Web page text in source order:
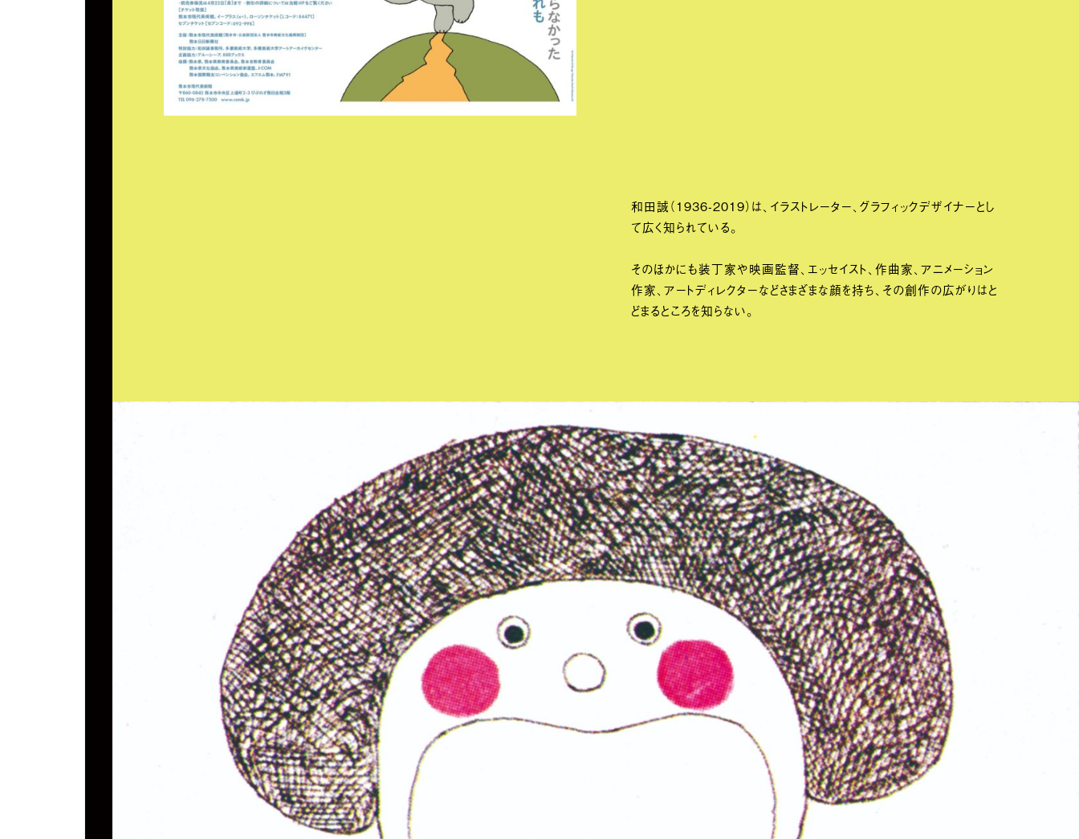
和田誠（1936-2019）は、イラストレーター、グラフィックデザイナーとし
て広く知られている。
そのほかにも装丁家や映画監督、エッセイスト、作曲家、アニメーション
作家、アートディレクターなどさまざまな顔を持ち、その創作の広がりはと
どまるところを知らない。